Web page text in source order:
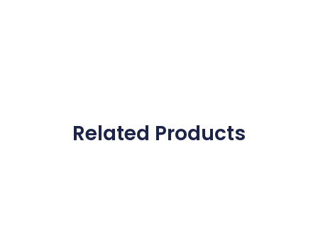
Related Products